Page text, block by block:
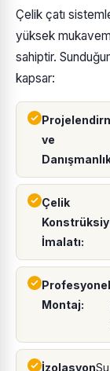
Çelik çatı
yüksek
sahiptir.
kapsar:
ve
Çelik
İmalatı:
Profesyonel
Montaj:
İzolasyonSu